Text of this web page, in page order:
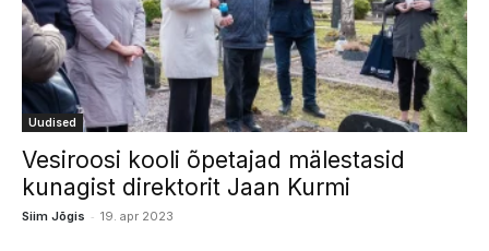
Uudised
Vesiroosi kooli õpetajad mälestasid
kunagist direktorit Jaan Kurmi
Siim Jõgis - 19. apr 2023